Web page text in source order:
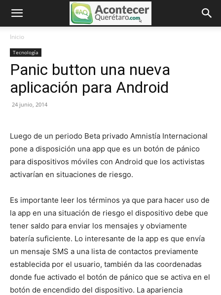
Inicio
Tecnología
Panic button una nueva
aplicación para Android
24 junio, 2014
Luego de un periodo Beta privado Amnistía Internacional
pone a disposición una app que es un botón de pánico
para dispositivos móviles con Android que los activistas
activarían en situaciones de riesgo.
Es importante leer los términos ya que para hacer uso de
la app en una situación de riesgo el dispositivo debe que
tener saldo para enviar los mensajes y obviamente
batería suficiente. Lo interesante de la app es que envía
un mensaje SMS a una lista de contactos previamente
establecida por el usuario, también da las coordenadas
donde fue activado el botón de pánico que se activa en el
botón de encendido del dispositivo. La apariencia